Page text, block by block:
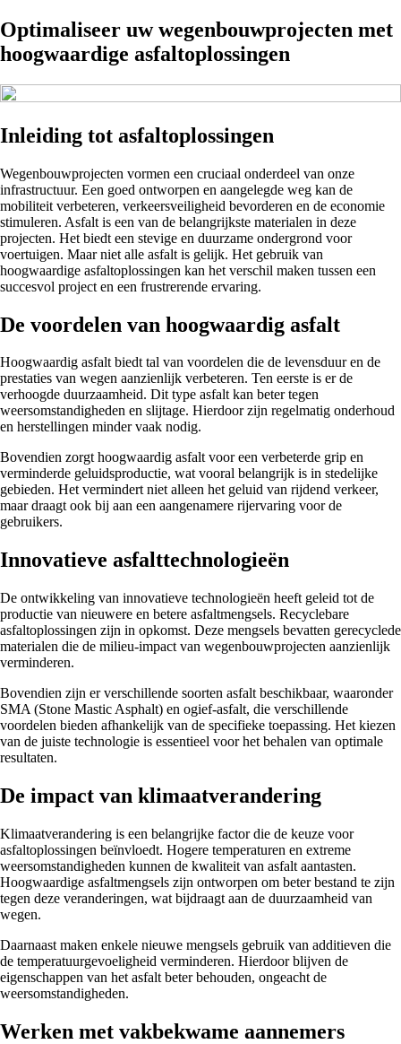
Optimaliseer uw wegenbouwprojecten met
hoogwaardige asfaltoplossingen
Inleiding tot asfaltoplossingen
Wegenbouwprojecten vormen een cruciaal onderdeel van onze
infrastructuur. Een goed ontworpen en aangelegde weg kan de
mobiliteit verbeteren, verkeersveiligheid bevorderen en de economie
stimuleren. Asfalt is een van de belangrijkste materialen in deze
projecten. Het biedt een stevige en duurzame ondergrond voor
voertuigen. Maar niet alle asfalt is gelijk. Het gebruik van
hoogwaardige asfaltoplossingen kan het verschil maken tussen een
succesvol project en een frustrerende ervaring.
De voordelen van hoogwaardig asfalt
Hoogwaardig asfalt biedt tal van voordelen die de levensduur en de
prestaties van wegen aanzienlijk verbeteren. Ten eerste is er de
verhoogde duurzaamheid. Dit type asfalt kan beter tegen
weersomstandigheden en slijtage. Hierdoor zijn regelmatig onderhoud
en herstellingen minder vaak nodig.
Bovendien zorgt hoogwaardig asfalt voor een verbeterde grip en
verminderde geluidsproductie, wat vooral belangrijk is in stedelijke
gebieden. Het vermindert niet alleen het geluid van rijdend verkeer,
maar draagt ook bij aan een aangenamere rijervaring voor de
gebruikers.
Innovatieve asfalttechnologieën
De ontwikkeling van innovatieve technologieën heeft geleid tot de
productie van nieuwere en betere asfaltmengsels. Recyclebare
asfaltoplossingen zijn in opkomst. Deze mengsels bevatten gerecyclede
materialen die de milieu-impact van wegenbouwprojecten aanzienlijk
verminderen.
Bovendien zijn er verschillende soorten asfalt beschikbaar, waaronder
SMA (Stone Mastic Asphalt) en ogief-asfalt, die verschillende
voordelen bieden afhankelijk van de specifieke toepassing. Het kiezen
van de juiste technologie is essentieel voor het behalen van optimale
resultaten.
De impact van klimaatverandering
Klimaatverandering is een belangrijke factor die de keuze voor
asfaltoplossingen beïnvloedt. Hogere temperaturen en extreme
weersomstandigheden kunnen de kwaliteit van asfalt aantasten.
Hoogwaardige asfaltmengsels zijn ontworpen om beter bestand te zijn
tegen deze veranderingen, wat bijdraagt aan de duurzaamheid van
wegen.
Daarnaast maken enkele nieuwe mengsels gebruik van additieven die
de temperatuurgevoeligheid verminderen. Hierdoor blijven de
eigenschappen van het asfalt beter behouden, ongeacht de
weersomstandigheden.
Werken met vakbekwame aannemers